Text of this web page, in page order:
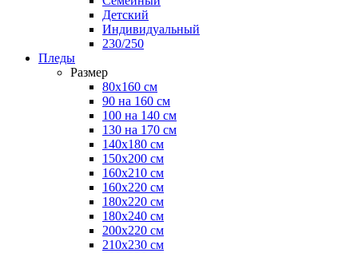
Детский
Индивидуальный
230/250
Пледы
Размер
80х160 см
90 на 160 см
100 на 140 см
130 на 170 см
140х180 см
150х200 см
160х210 см
160х220 см
180х220 см
180х240 см
200х220 см
210х230 см